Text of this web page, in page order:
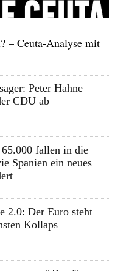
– Ceuta-Analyse mit
Peter Hahne
CDU ab
fallen in die
Spanien ein neues
2.0: Der Euro steht
Kollaps